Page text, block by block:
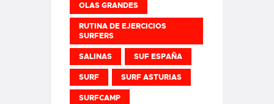
OLAS GRANDES
RUTINA DE EJERCICIOS
SURFERS
SALINAS SUF ESPAÑA
SURF SURF ASTURIAS
SURFCAMP